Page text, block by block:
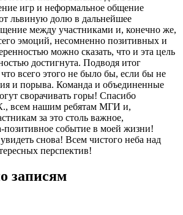
игр и неформальное общение
львиную долю в дальнейшее
между участниками и, конечно же,
эмоций, несомненно позитивных и
можно сказать, что и эта цель
достигнута. Подводя итог
что всего этого не было бы, если бы не
и порыва. Команда и объединенные
сворачивать горы! Спасибо
всем нашим ребятам МГИ и,
за это столь важное,
позитивное событие в моей жизни!
снова! Всем чистого неба над
перспектив!
записям